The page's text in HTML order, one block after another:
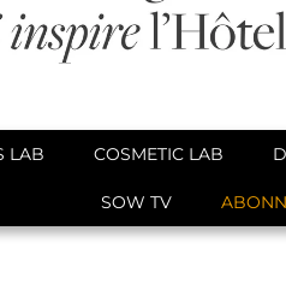
LAB COSMETIC LAB
SOW TV